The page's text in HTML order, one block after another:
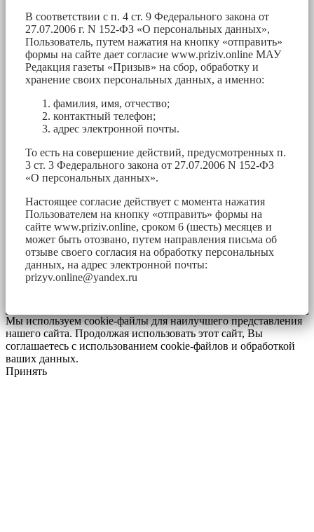
В соответствии с п. 4 ст. 9 Федерального закона от
27.07.2006 г. N 152-ФЗ «О персональных данных»,
Пользователь, путем нажатия на кнопку «отправить»
формы на сайте дает согласие www.priziv.online МАУ
Редакция газеты «Призыв» на сбор, обработку и
хранение своих персональных данных, а именно:
фамилия, имя, отчество;
контактный телефон;
адрес электронной почты.
То есть на совершение действий, предусмотренных п.
3 ст. 3 Федерального закона от 27.07.2006 N 152-ФЗ
«О персональных данных».
Настоящее согласие действует с момента нажатия
Пользователем на кнопку «отправить» формы на
сайте www.priziv.online, сроком 6 (шесть) месяцев и
может быть отозвано, путем направления письма об
отзыве своего согласия на обработку персональных
данных, на адрес электронной почты:
prizyv.online@yandex.ru
Мы используем cookie-файлы для наилучшего представления
нашего сайта. Продолжая использовать этот сайт, Вы
соглашаетесь с использованием cookie-файлов и обработкой
ваших данных.
Принять